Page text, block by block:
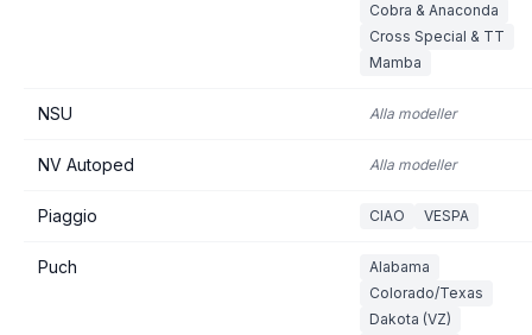
Cobra & Anaconda
Cross Special & TT
Mamba
NSU Alla modeller
NV Autoped Alla modeller
Piaggio CIAO VESPA
Puch
Alabama
Colorado/Texas
Dakota (VZ)